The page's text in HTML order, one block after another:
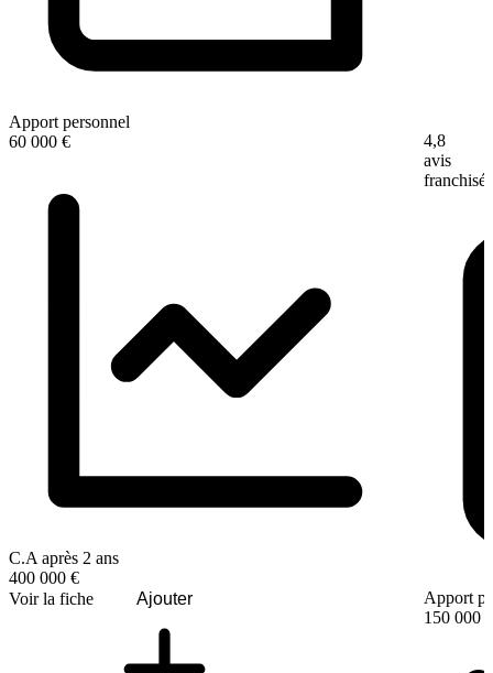
Apport personnel
60 000 €
C.A après 2 ans
400 000 €
Voir la fiche
Ajouter
4,8
avis
franchisé
Apport
150 000 €